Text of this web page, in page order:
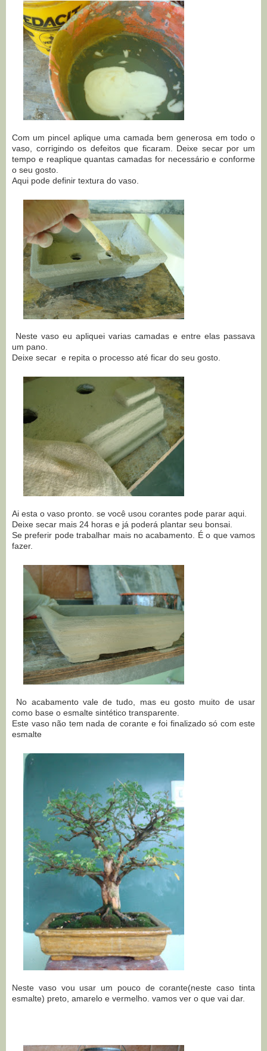
Com um pincel aplique uma camada bem generosa em todo o
vaso, corrigindo os defeitos que ficaram. Deixe secar por um
tempo e reaplique quantas camadas for necessário e conforme
o seu gosto.
Aqui pode definir textura do vaso.
Neste vaso eu apliquei varias camadas e entre elas passava
um pano.
Deixe secar e repita o processo até ficar do seu gosto.
Ai esta o vaso pronto. se você usou corantes pode parar aqui.
Deixe secar mais 24 horas e já poderá plantar seu bonsai.
Se preferir pode trabalhar mais no acabamento. É o que vamos
fazer.
No acabamento vale de tudo, mas eu gosto muito de usar
como base o esmalte sintético transparente.
Este vaso não tem nada de corante e foi finalizado só com este
esmalte
Neste vaso vou usar um pouco de corante(neste caso tinta
esmalte) preto, amarelo e vermelho. vamos ver o que vai dar.